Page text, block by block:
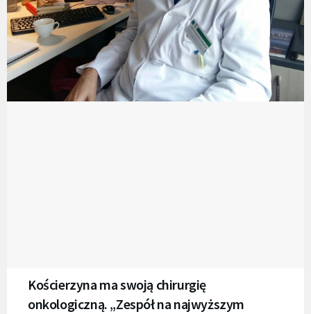
Kościerzyna ma swoją chirurgię
onkologiczną. „Zespół na najwyższym